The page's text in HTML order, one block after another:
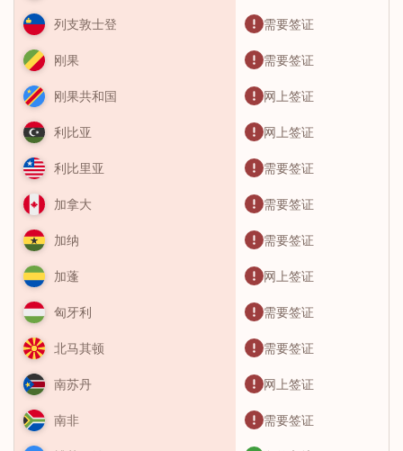
列支敦士登 需要签证
刚果 需要签证
刚果共和国 网上签证
利比亚 网上签证
利比里亚 需要签证
加拿大 需要签证
加纳 需要签证
加蓬 网上签证
匈牙利 需要签证
北马其顿 需要签证
南苏丹 网上签证
南非 需要签证